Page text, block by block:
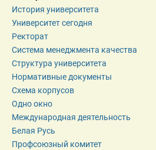
История университета
Университет сегодня
Ректорат
Система менеджмента качества
Структура университета
Нормативные документы
Схема корпусов
Одно окно
Международная деятельность
Белая Русь
Профсоюзный комитет